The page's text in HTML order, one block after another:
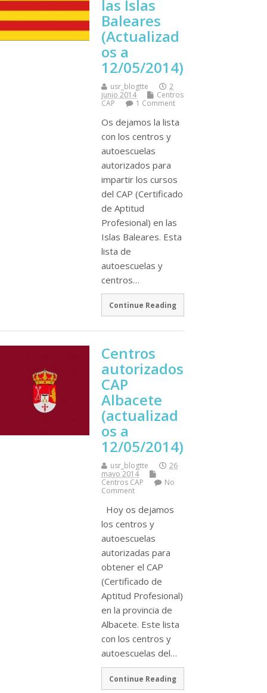
las Islas
Baleares
(Actualizad
os a
12/05/2014)
usr_blogtte
2
junio 2014
Centros
CAP
1 Comment
Os dejamos la lista
con los centros y
autoescuelas
autorizados para
impartir los cursos
del CAP (Certificado
de Aptitud
Profesional) en las
Islas Baleares. Esta
lista de
autoescuelas y
centros…
Continue Reading
Centros
autorizados
CAP
Albacete
(actualizad
os a
12/05/2014)
usr_blogtte
26
mayo 2014
Centros CAP
No
Comment
Hoy os dejamos
los centros y
autoescuelas
autorizadas para
obtener el CAP
(Certificado de
Aptitud Profesional)
en la provincia de
Albacete. Este lista
con los centros y
autoescuelas del…
Continue Reading